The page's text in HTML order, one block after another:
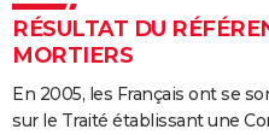
Dictionnaire
Biographies
Citations
Expressions
Proverbes
PROGRAMME TV
COPAINS D'AVANT
S'inscrire
Se connecter
Lycées
Collèges
Primaires
Universités
Entreprises
Service militaire
Avis de recherche
AVIS DE DÉCÈS
RÉSULTAT DU
MORTIERS
En 2005, les Français ont se
sur le Traité établissant une